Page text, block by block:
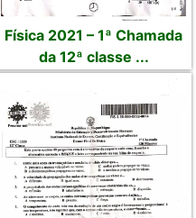
Física 2021 – 1ª Chamada
da 12ª classe ...